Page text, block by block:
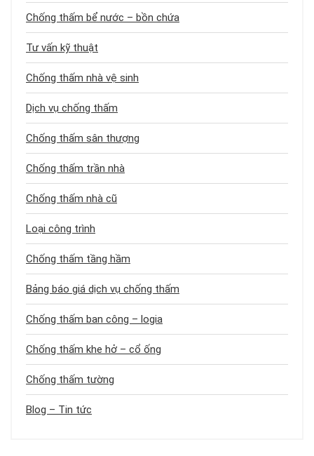
Chống thấm bể nước – bồn chứa
Tư vấn kỹ thuật
Chống thấm nhà vệ sinh
Dịch vụ chống thấm
Chống thấm sân thượng
Chống thấm trần nhà
Chống thấm nhà cũ
Loại công trình
Chống thấm tầng hầm
Bảng báo giá dịch vụ chống thấm
Chống thấm ban công – logia
Chống thấm khe hở – cổ ống
Chống thấm tường
Blog – Tin tức